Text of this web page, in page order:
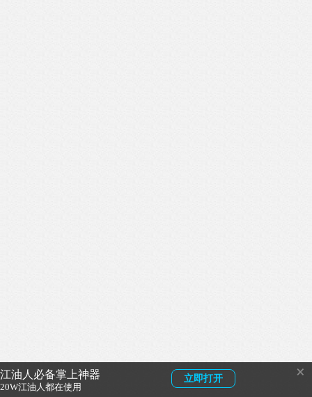
江油人必备掌上神器
20W江油人都在使用
立即打开 ×